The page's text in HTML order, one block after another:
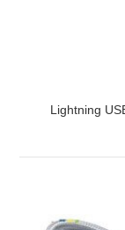
Lightning